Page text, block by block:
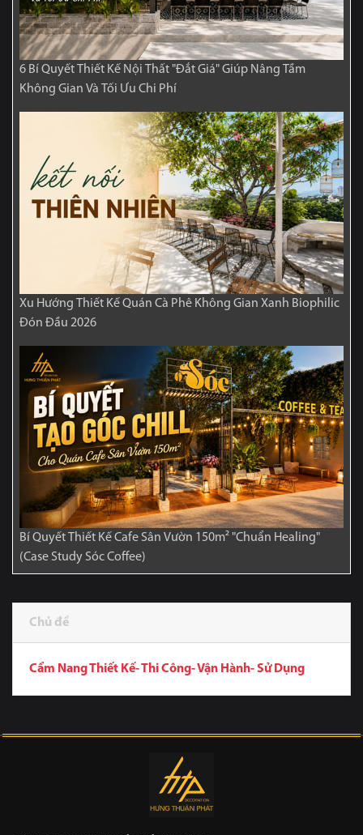
6 Bí Quyết Thiết Kế Nội Thất "Đắt Giá" Giúp Nâng Tầm
Không Gian Và Tối Ưu Chi Phí
Xu Hướng Thiết Kế Quán Cà Phê Không Gian Xanh Biophilic
Đón Đầu 2026
Bí Quyết Thiết Kế Cafe Sân Vườn 150m² "Chuẩn Healing"
(Case Study Sóc Coffee)
Chủ đề
Cẩm Nang Thiết Kế- Thi Công- Vận Hành- Sử Dụng